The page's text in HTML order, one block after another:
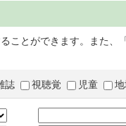
ことができます。また
誌 視聴覚 児童